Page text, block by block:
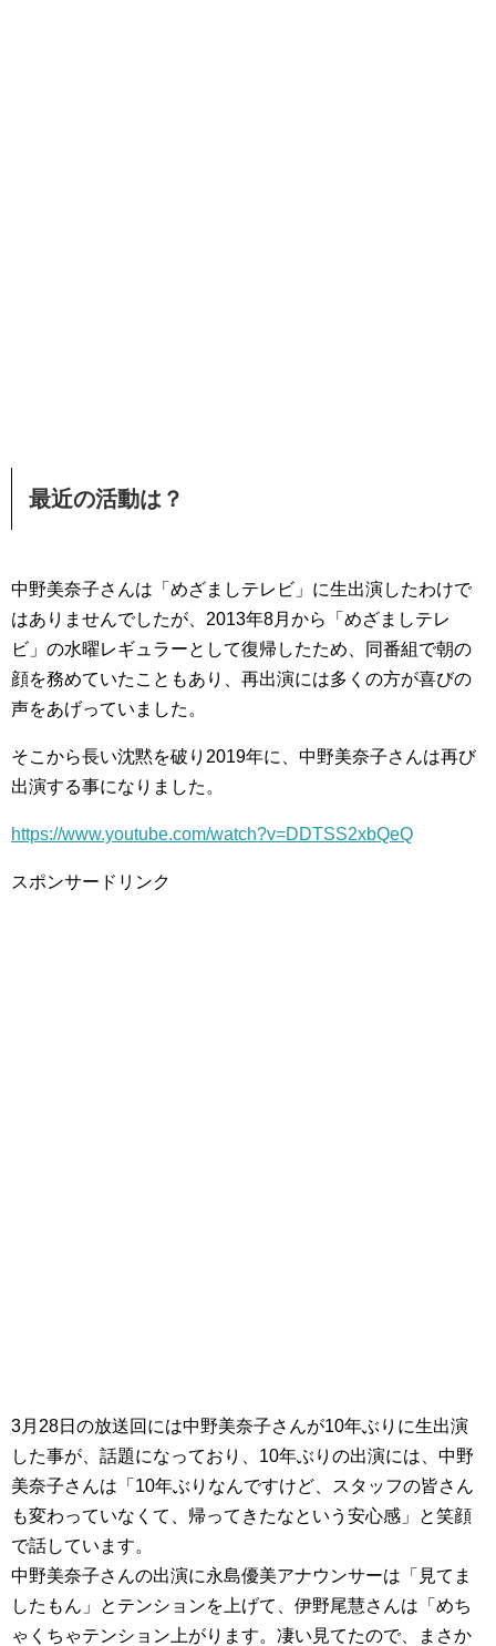
最近の活動は？
中野美奈子さんは「めざましテレビ」に生出演したわけで
はありませんでしたが、2013年8月から「めざましテレ
ビ」の水曜レギュラーとして復帰したため、同番組で朝の
顔を務めていたこともあり、再出演には多くの方が喜びの
声をあげっていました。
そこから長い沈黙を破り2019年に、中野美奈子さんは再び
出演する事になりました。
https://www.youtube.com/watch?v=DDTSS2xbQeQ
スポンサードリンク
3月28日の放送回には中野美奈子さんが10年ぶりに生出演
した事が、話題になっており、10年ぶりの出演には、中野
美奈子さんは「10年ぶりなんですけど、スタッフの皆さん
も変わっていなくて、帰ってきたなという安心感」と笑顔
で話しています。
中野美奈子さんの出演に永島優美アナウンサーは「見てま
したもん」とテンションを上げて、伊野尾慧さんは「めち
ゃくちゃテンション上がります。凄い見てたので、まさか